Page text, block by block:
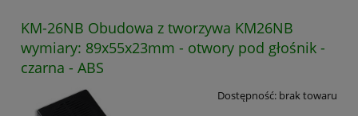
KM-26NB Obudowa z tworzywa KM26NB
wymiary: 89x55x23mm - otwory pod głośnik -
czarna - ABS
Dostępność: brak towaru